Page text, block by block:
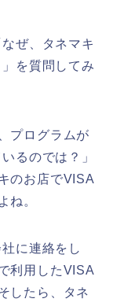
ぜ、タネマキ
を質問してみ
プログラムが
るのでは？」
のお店でVISA
ね。
に連絡をし
利用したVISA
したら、タネ